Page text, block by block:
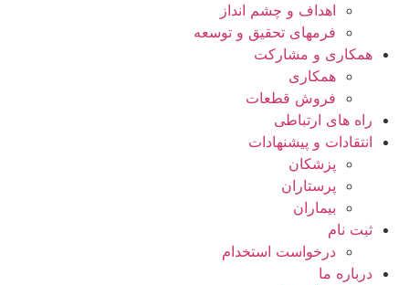
اهداف و چشم انداز
فرمهای تحقیق و توسعه
همکاری و مشارکت
همکاری
فروش قطعات
راه های ارتباطی
انتقادات و پيشنهادات
پزشكان
پرستاران
بيماران
ثبت نام
درخواست استخدام
درباره ما